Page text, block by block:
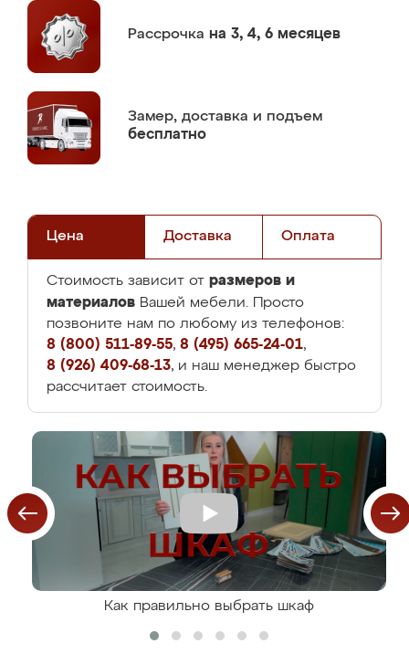
Рассрочка на 3, 4, 6 месяцев
Замер, доставка и подъем
бесплатно
Цена Доставка Оплата
Стоимость зависит от размеров и
материалов Вашей мебели. Просто
позвоните нам по любому из телефонов:
8 (800) 511-89-55, 8 (495) 665-24-01,
8 (926) 409-68-13, и наш менеджер быстро
рассчитает стоимость.
Как правильно выбрать шкаф